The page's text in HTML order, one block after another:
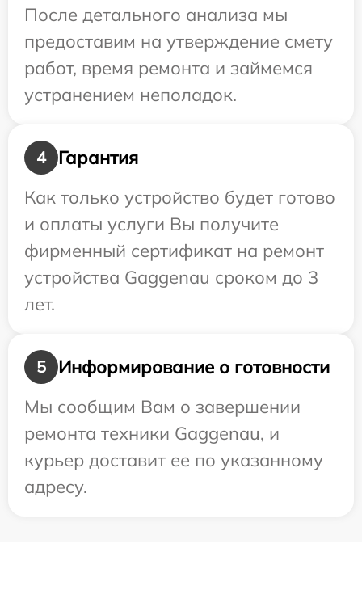
После детального анализа мы
предоставим на утверждение смету
работ, время ремонта и займемся
устранением неполадок.
4
Гарантия
Как только устройство будет готово
и оплаты услуги Вы получите
фирменный сертификат на ремонт
устройства Gaggenau сроком до 3
лет.
5
Информирование о готовности
Мы сообщим Вам о завершении
ремонта техники Gaggenau, и
курьер доставит ее по указанному
адресу.